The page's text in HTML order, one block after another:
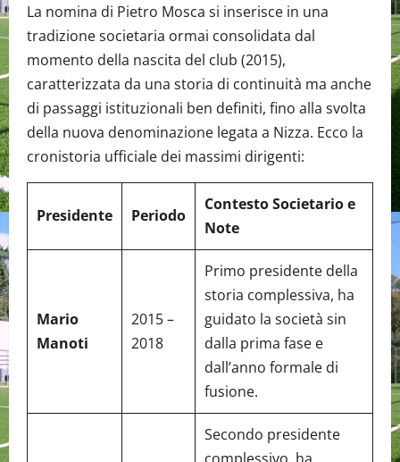
La nomina di Pietro Mosca si inserisce in una
tradizione societaria ormai consolidata dal
momento della nascita del club (2015),
caratterizzata da una storia di continuità ma anche
di passaggi istituzionali ben definiti, fino alla svolta
della nuova denominazione legata a Nizza. Ecco la
cronistoria ufficiale dei massimi dirigenti:
Presidente Periodo
Contesto Societario e
Note
Mario
Manoti
2015 –
2018
Primo presidente della
storia complessiva, ha
guidato la società sin
dalla prima fase e
dall’anno formale di
fusione.
Secondo presidente